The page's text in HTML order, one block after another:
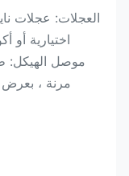
العجلات: عجلات
اختيارية أو
موصل الهيكل: